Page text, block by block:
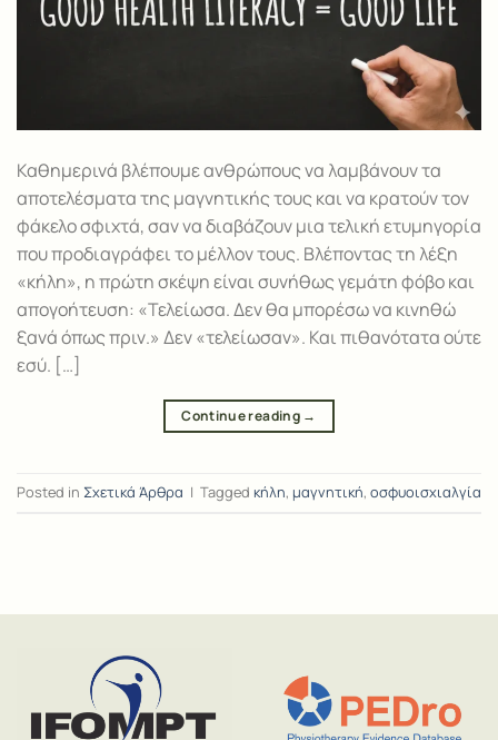
Καθημερινά βλέπουμε ανθρώπους να λαμβάνουν τα
αποτελέσματα της μαγνητικής τους και να κρατούν τον
φάκελο σφιχτά, σαν να διαβάζουν μια τελική ετυμηγορία
που προδιαγράφει το μέλλον τους. Βλέποντας τη λέξη
«κήλη», η πρώτη σκέψη είναι συνήθως γεμάτη φόβο και
απογοήτευση: «Τελείωσα. Δεν θα μπορέσω να κινηθώ
ξανά όπως πριν.» Δεν «τελείωσαν». Και πιθανότατα ούτε
εσύ. […]
Continue reading →
Posted in Σχετικά Άρθρα | Tagged κήλη, μαγνητική, οσφυοισχιαλγία